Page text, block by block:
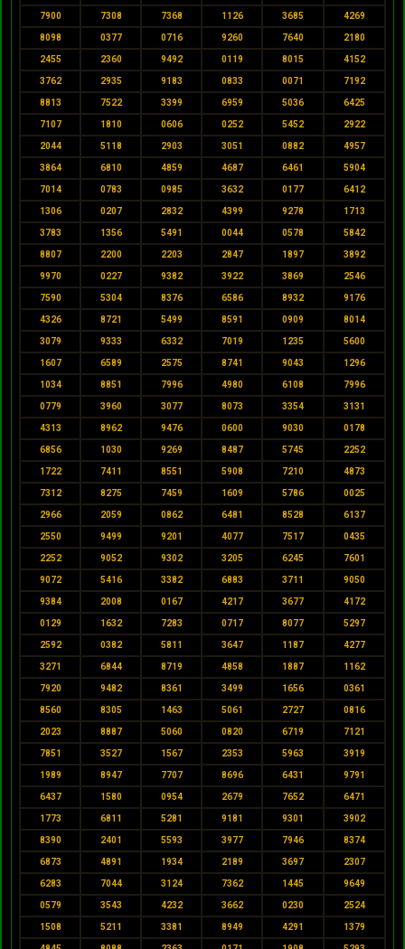
7900 7308 7368 1126 3685 4269
8098 0377 0716 9260 7640 2180
2455 2360 9492 0119 8015 4152
3762 2935 9183 0833 0071 7192
8813 7522 3399 6959 5036 6425
7107 1810 0606 0252 5452 2922
2044 5118 2903 3051 0882 4957
3864 6810 4859 4687 6461 5904
7014 0783 0985 3632 0177 6412
1306 0207 2832 4399 9278 1713
3783 1356 5491 0044 0578 5842
8807 2200 2203 2847 1897 3892
9970 0227 9382 3922 3869 2546
7590 5304 8376 6586 8932 9176
4326 8721 5499 8591 0909 8014
3079 9333 6332 7019 1235 5600
1607 6589 2575 8741 9043 1296
1034 8851 7996 4980 6108 7996
0779 3960 3077 8073 3354 3131
4313 8962 9476 0600 9030 0178
6856 1030 9269 8487 5745 2252
1722 7411 8551 5908 7210 4873
7312 8275 7459 1609 5786 0025
2966 2059 0862 6481 8528 6137
2550 9499 9201 4077 7517 0435
2252 9052 9302 3205 6245 7601
9072 5416 3382 6883 3711 9050
9384 2008 0167 4217 3677 4172
0129 1632 7283 0717 8077 5297
2592 0382 5811 3647 1187 4277
3271 6844 8719 4858 1887 1162
7920 9482 8361 3499 1656 0361
8560 8305 1463 5061 2727 0816
2023 8887 5060 0820 6719 7121
7851 3527 1567 2353 5963 3919
1989 8947 7707 8696 6431 9791
6437 1580 0954 2679 7652 6471
1773 6811 5281 9181 9301 3902
8390 2401 5593 3977 7946 8374
6873 4891 1934 2189 3697 2307
6283 7044 3124 7362 1445 9649
0579 3543 4232 3662 0230 2524
1508 5211 3381 8949 4291 1379